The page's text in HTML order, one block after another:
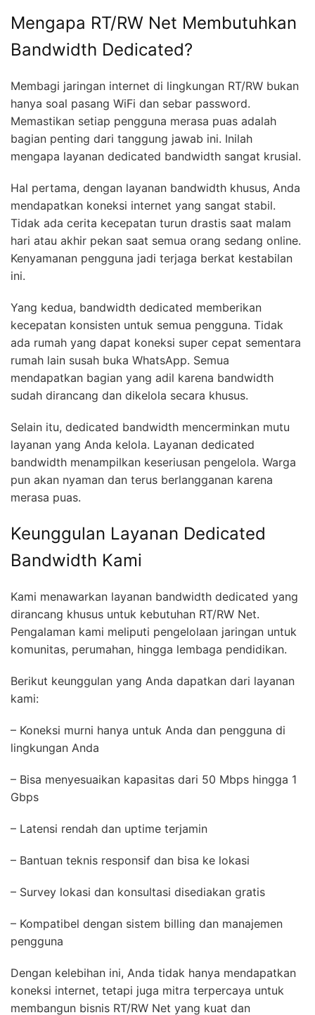
Mengapa RT/RW Net Membutuhkan
Bandwidth Dedicated?
Membagi jaringan internet di lingkungan RT/RW bukan
hanya soal pasang WiFi dan sebar password.
Memastikan setiap pengguna merasa puas adalah
bagian penting dari tanggung jawab ini. Inilah
mengapa layanan dedicated bandwidth sangat krusial.
Hal pertama, dengan layanan bandwidth khusus, Anda
mendapatkan koneksi internet yang sangat stabil.
Tidak ada cerita kecepatan turun drastis saat malam
hari atau akhir pekan saat semua orang sedang online.
Kenyamanan pengguna jadi terjaga berkat kestabilan
ini.
Yang kedua, bandwidth dedicated memberikan
kecepatan konsisten untuk semua pengguna. Tidak
ada rumah yang dapat koneksi super cepat sementara
rumah lain susah buka WhatsApp. Semua
mendapatkan bagian yang adil karena bandwidth
sudah dirancang dan dikelola secara khusus.
Selain itu, dedicated bandwidth mencerminkan mutu
layanan yang Anda kelola. Layanan dedicated
bandwidth menampilkan keseriusan pengelola. Warga
pun akan nyaman dan terus berlangganan karena
merasa puas.
Keunggulan Layanan Dedicated
Bandwidth Kami
Kami menawarkan layanan bandwidth dedicated yang
dirancang khusus untuk kebutuhan RT/RW Net.
Pengalaman kami meliputi pengelolaan jaringan untuk
komunitas, perumahan, hingga lembaga pendidikan.
Berikut keunggulan yang Anda dapatkan dari layanan
kami:
– Koneksi murni hanya untuk Anda dan pengguna di
lingkungan Anda
– Bisa menyesuaikan kapasitas dari 50 Mbps hingga 1
Gbps
– Latensi rendah dan uptime terjamin
– Bantuan teknis responsif dan bisa ke lokasi
– Survey lokasi dan konsultasi disediakan gratis
– Kompatibel dengan sistem billing dan manajemen
pengguna
Dengan kelebihan ini, Anda tidak hanya mendapatkan
koneksi internet, tetapi juga mitra terpercaya untuk
membangun bisnis RT/RW Net yang kuat dan